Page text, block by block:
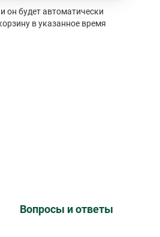
и он будет автоматически
в указанное время
Вопросы и ответы